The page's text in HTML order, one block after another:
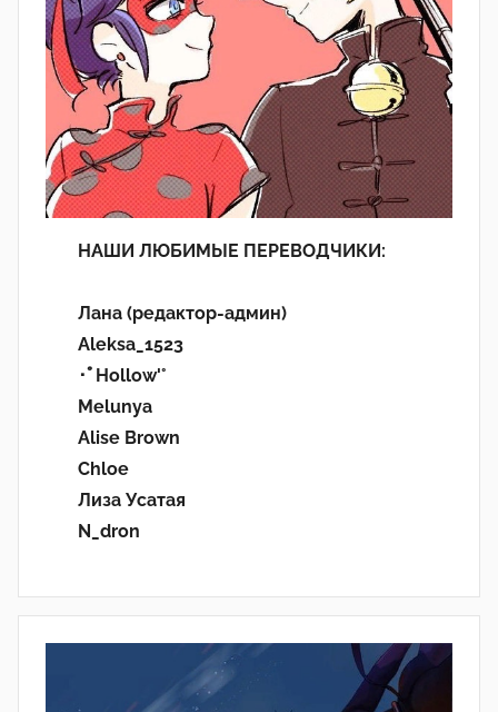
НАШИ ЛЮБИМЫЕ ПЕРЕВОДЧИКИ:
Лана (редактор-админ)
Aleksa_1523
･ﾟHollow'°
Melunya
Alise Brown
Chloe
Лиза Усатая
N_dron